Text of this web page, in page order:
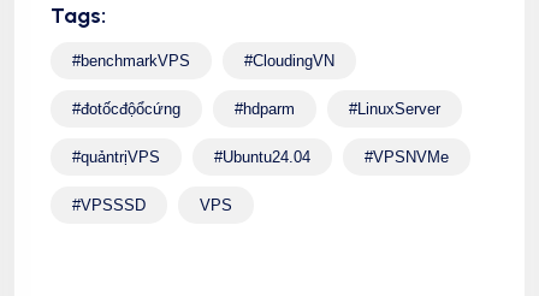
Tags:
#benchmarkVPS #CloudingVN
#đotốcđộổcứng #hdparm #LinuxServer
#quảntrịVPS #Ubuntu24.04 #VPSNVMe
#VPSSSD VPS